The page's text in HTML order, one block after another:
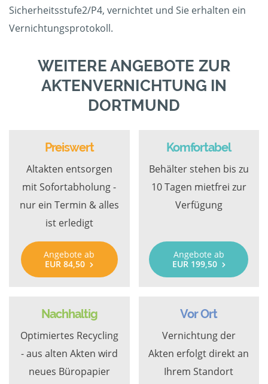
Sicherheitsstufe2/P4, vernichtet und Sie erhalten ein
Vernichtungsprotokoll.
WEITERE ANGEBOTE ZUR
AKTENVERNICHTUNG IN
DORTMUND
Preiswert
Altakten entsorgen
mit Sofortabholung -
nur ein Termin & alles
ist erledigt
Angebote ab
EUR 84,50
Komfortabel
Behälter stehen bis zu
10 Tagen mietfrei zur
Verfügung
Angebote ab
EUR 199,50
Nachhaltig
Optimiertes Recycling
- aus alten Akten wird
neues Büropapier
Vor Ort
Vernichtung der
Akten erfolgt direkt an
Ihrem Standort